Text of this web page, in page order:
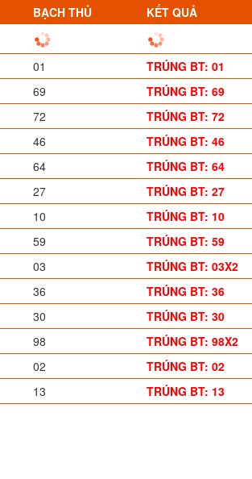
BẠCH THỦ
KẾT QUẢ
01
TRÚNG BT: 01
69
TRÚNG BT: 69
72
TRÚNG BT: 72
46
TRÚNG BT: 46
64
TRÚNG BT: 64
27
TRÚNG BT: 27
10
TRÚNG BT: 10
59
TRÚNG BT: 59
03
TRÚNG BT: 03X2
36
TRÚNG BT: 36
30
TRÚNG BT: 30
98
TRÚNG BT: 98X2
02
TRÚNG BT: 02
13
TRÚNG BT: 13